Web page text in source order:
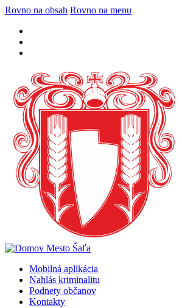
Rovno na obsah Rovno na menu
Mobilná aplikácia
Nahlás kriminalitu
Podnety občanov
Kontakty